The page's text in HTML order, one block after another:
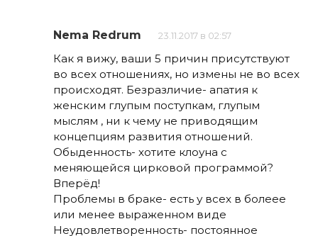
Nema Redrum 23.11.2017 в 02:57
Как я вижу, ваши 5 причин присутствуют
во всех отношениях, но измены не во всех
происходят. Безразличие- апатия к
женским глупым поступкам, глупым
мыслям , ни к чему не приводящим
концепциям развития отношений.
Обыденность- хотите клоуна с
меняющейся цирковой программой?
Вперёд!
Проблемы в браке- есть у всех в болеее
или менее выраженном виде
Неудовлетворенность- постоянное